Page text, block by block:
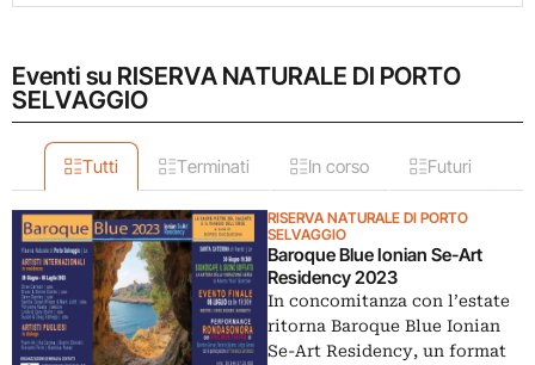
Eventi su RISERVA NATURALE DI PORTO
SELVAGGIO
Tutti Terminati In corso Futuri
RISERVA NATURALE DI PORTO
SELVAGGIO
Baroque Blue Ionian Se-Art
Residency 2023
In concomitanza con l’estate
ritorna Baroque Blue Ionian
Se-Art Residency, un format